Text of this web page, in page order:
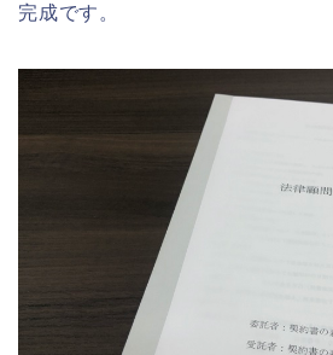
完成です。